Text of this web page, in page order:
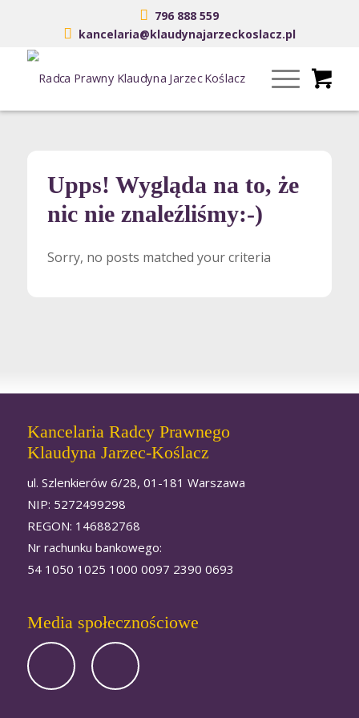
796 888 559
kancelaria@klaudynajarzeckoslacz.pl
Upps! Wygląda na to, że
nic nie znaleźliśmy:-)
Sorry, no posts matched your criteria
Kancelaria Radcy Prawnego
Klaudyna Jarzec-Koślacz
ul. Szlenkierów 6/28, 01-181 Warszawa
NIP: 5272499298
REGON: 146882768
Nr rachunku bankowego:
54 1050 1025 1000 0097 2390 0693
Media społecznościowe